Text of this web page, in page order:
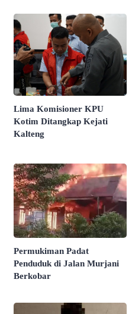
Lima Komisioner KPU
Kotim Ditangkap Kejati
Kalteng
Permukiman Padat
Penduduk di Jalan Murjani
Berkobar